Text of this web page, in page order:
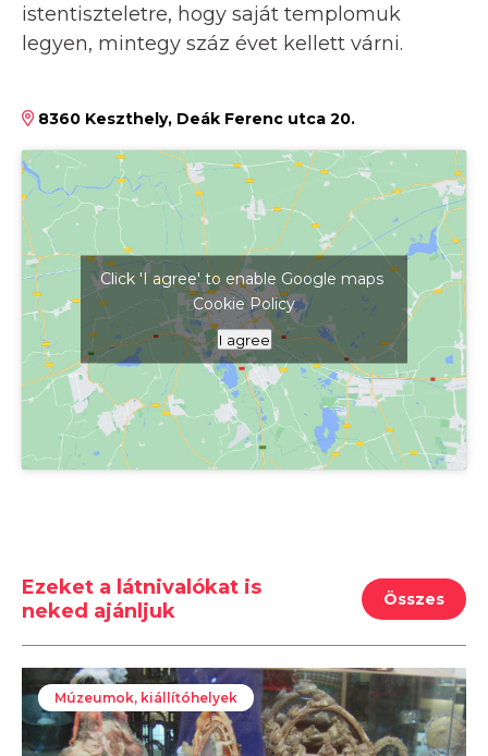
istentiszteletre, hogy saját templomuk
legyen, mintegy száz évet kellett várni.
8360 Keszthely, Deák Ferenc utca 20.
Kattints ide a térkép megjelenítéséhez
Click 'I agree' to enable Google maps
Cookie Policy
I agree
Ezeket a látnivalókat is
neked ajánljuk
Összes
Múzeumok, kiállítóhelyek